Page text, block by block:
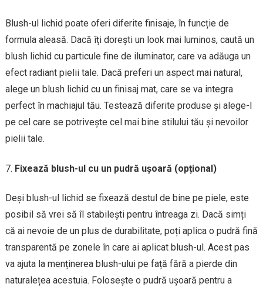
Blush-ul lichid poate oferi diferite finisaje, în funcție de
formula aleasă. Dacă îți dorești un look mai luminos, caută un
blush lichid cu particule fine de iluminator, care va adăuga un
efect radiant pielii tale. Dacă preferi un aspect mai natural,
alege un blush lichid cu un finisaj mat, care se va integra
perfect în machiajul tău. Testează diferite produse și alege-l
pe cel care se potrivește cel mai bine stilului tău și nevoilor
pielii tale.
Fixează blush-ul cu un pudră ușoară (opțional)
Deși blush-ul lichid se fixează destul de bine pe piele, este
posibil să vrei să îl stabilești pentru întreaga zi. Dacă simți
că ai nevoie de un plus de durabilitate, poți aplica o pudră fină
transparentă pe zonele în care ai aplicat blush-ul. Acest pas
va ajuta la menținerea blush-ului pe față fără a pierde din
naturalețea acestuia. Folosește o pudră ușoară pentru a